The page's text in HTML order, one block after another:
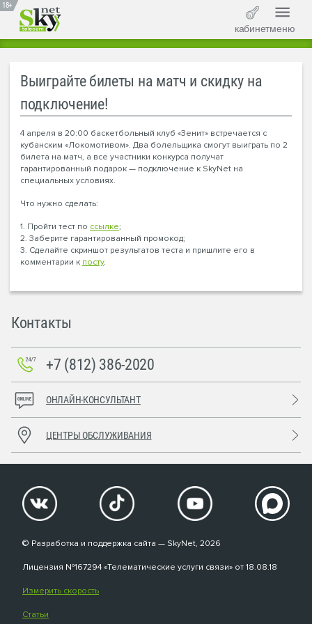
18+
кабинетменю
Выиграйте билеты на матч и скидку на
подключение!
4 апреля в 20:00 баскетбольный клуб «Зенит» встречается с
кубанским «Локомотивом». Два болельщика смогут выиграть по 2
билета на матч, а все участники конкурса получат
гарантированный подарок — подключение к SkyNet на
специальных условиях.
Что нужно сделать:
1. Пройти тест по ссылке;
2. Заберите гарантированный промокод;
3. Сделайте скриншот результатов теста и пришлите его в
комментарии к посту.
Контакты
+7 (812) 386-2020
ОНЛАЙН-КОНСУЛЬТАНТ
ЦЕНТРЫ ОБСЛУЖИВАНИЯ
© Разработка и поддержка сайта — SkyNet, 2026
Лицензия №167294 «Телематические услуги связи» от 18.08.18
Измерить скорость
Статьи